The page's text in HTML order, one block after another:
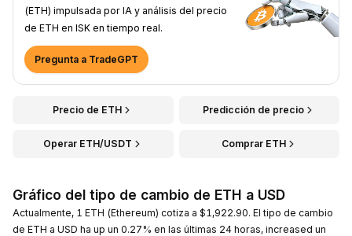
(ETH) impulsada por IA y análisis del precio
de ETH en ISK en tiempo real.
Pregunta a TradeGPT
Precio de ETH Predicción de precio
Operar ETH/USDT Comprar ETH
Gráfico del tipo de cambio de ETH a USD
Actualmente, 1 ETH (Ethereum) cotiza a $1,922.90. El tipo de cambio
de ETH a USD ha up un 0.27% en las últimas 24 horas, increased un